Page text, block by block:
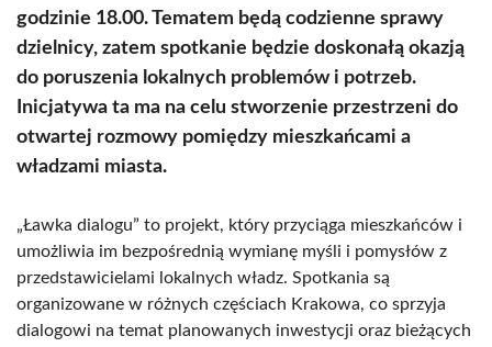
godzinie 18.00. Tematem będą codzienne sprawy
dzielnicy, zatem spotkanie będzie doskonałą okazją
do poruszenia lokalnych problemów i potrzeb.
Inicjatywa ta ma na celu stworzenie przestrzeni do
otwartej rozmowy pomiędzy mieszkańcami a
władzami miasta.
„Ławka dialogu” to projekt, który przyciąga mieszkańców i
umożliwia im bezpośrednią wymianę myśli i pomysłów z
przedstawicielami lokalnych władz. Spotkania są
organizowane w różnych częściach Krakowa, co sprzyja
dialogowi na temat planowanych inwestycji oraz bieżących